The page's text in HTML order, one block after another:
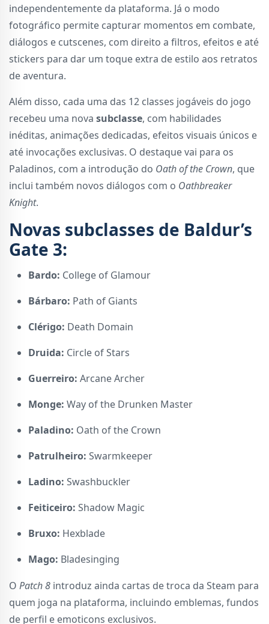
independentemente da plataforma. Já o modo
fotográfico permite capturar momentos em combate,
diálogos e cutscenes, com direito a filtros, efeitos e até
stickers para dar um toque extra de estilo aos retratos
de aventura.
Além disso, cada uma das 12 classes jogáveis do jogo
recebeu uma nova subclasse, com habilidades
inéditas, animações dedicadas, efeitos visuais únicos e
até invocações exclusivas. O destaque vai para os
Paladinos, com a introdução do Oath of the Crown, que
inclui também novos diálogos com o Oathbreaker
Knight.
Novas subclasses de Baldur’s
Gate 3:
Bardo: College of Glamour
Bárbaro: Path of Giants
Clérigo: Death Domain
Druida: Circle of Stars
Guerreiro: Arcane Archer
Monge: Way of the Drunken Master
Paladino: Oath of the Crown
Patrulheiro: Swarmkeeper
Ladino: Swashbuckler
Feiticeiro: Shadow Magic
Bruxo: Hexblade
Mago: Bladesinging
O Patch 8 introduz ainda cartas de troca da Steam para
quem joga na plataforma, incluindo emblemas, fundos
de perfil e emoticons exclusivos.